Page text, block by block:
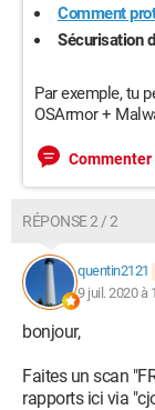
Comment
Sécurisation
Par exemple, tu
OSArmor +
Commenter
RÉPONSE 2 / 2
quentin2121
9 juil. 2020 à
bonjour,
Faites un scan
rapports ici via